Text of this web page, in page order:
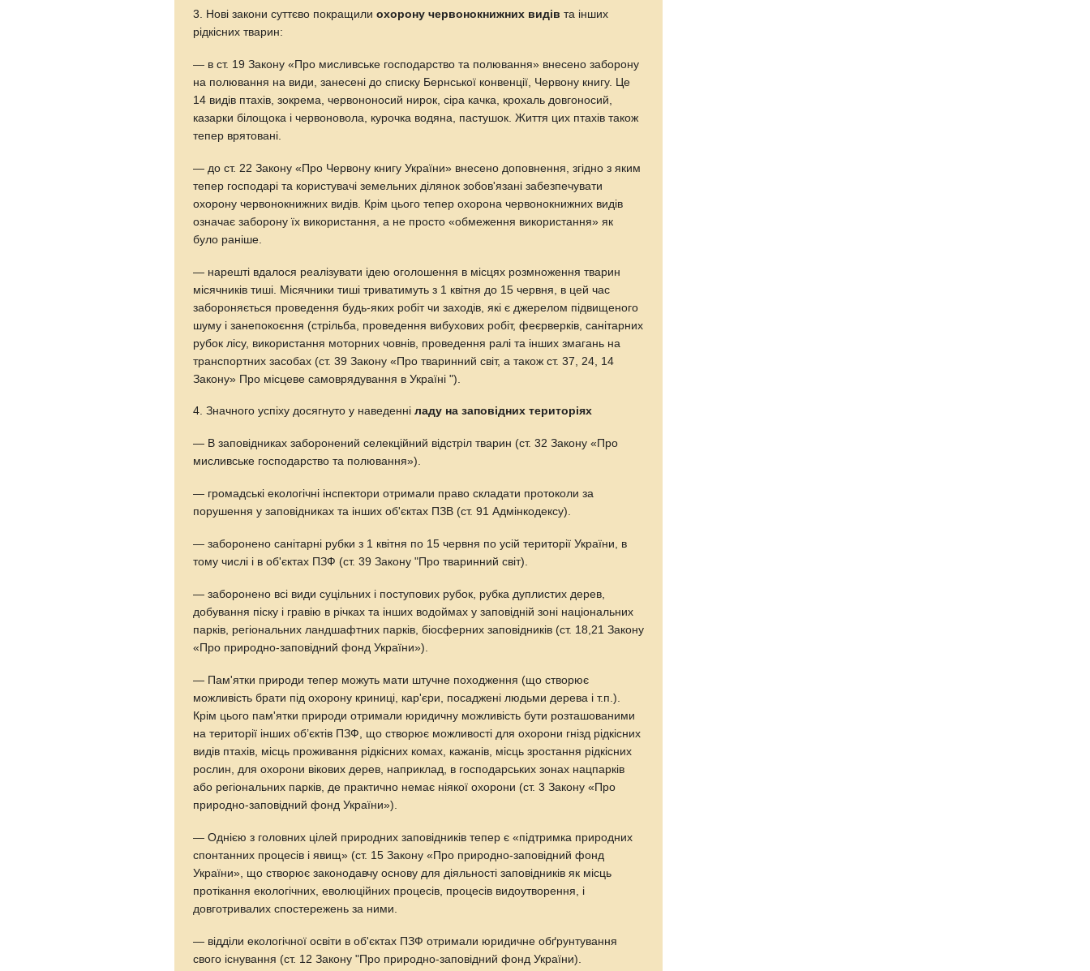
3. Нові закони суттєво покращилиохорону червонокнижних видів та інших
рідкісних тварин:
— в ст. 19 Закону «Про мисливське господарство та полювання» внесено заборону
на полювання на види, занесені до списку Бернської конвенції, Червону книгу. Це
14 видів птахів, зокрема, червононосий нирок, сіра качка, крохаль довгоносий,
казарки білощока і червоновола, курочка водяна, пастушок. Життя цих птахів також
тепер врятовані.
— до ст. 22 Закону «Про Червону книгу України» внесено доповнення, згідно з яким
тепер господарі та користувачі земельних ділянок зобов'язані забезпечувати
охорону червонокнижних видів. Крім цього тепер охорона червонокнижних видів
означає заборону їх використання, а не просто «обмеження використання» як
було раніше.
— нарешті вдалося реалізувати ідею оголошення в місцях розмноження тварин
місячників тиші. Місячники тиші триватимуть з 1 квітня до 15 червня, в цей час
забороняється проведення будь-яких робіт чи заходів, які є джерелом підвищеного
шуму і занепокоєння (стрільба, проведення вибухових робіт, феєрверків, санітарних
рубок лісу, використання моторних човнів, проведення ралі та інших змагань на
транспортних засобах (ст. 39 Закону «Про тваринний світ, а також ст. 37, 24, 14
Закону» Про місцеве самоврядування в Україні ").
4. Значного успіху досягнуто у наведенніладу на заповідних територіях
— В заповідниках заборонений селекційний відстріл тварин (ст. 32 Закону «Про
мисливське господарство та полювання»).
— громадські екологічні інспектори отримали право складати протоколи за
порушення у заповідниках та інших об'єктах ПЗВ (ст. 91 Адмінкодексу).
— заборонено санітарні рубки з 1 квітня по 15 червня по усій території України, в
тому числі і в об'єктах ПЗФ (ст. 39 Закону "Про тваринний світ).
— заборонено всі види суцільних і поступових рубок, рубка дуплистих дерев,
добування піску і гравію в річках та інших водоймах у заповідній зоні національних
парків, регіональних ландшафтних парків, біосферних заповідників (ст. 18,21 Закону
«Про природно-заповідний фонд України»).
— Пам'ятки природи тепер можуть мати штучне походження (що створює
можливість брати під охорону криниці, кар'єри, посаджені людьми дерева і т.п.).
Крім цього пам'ятки природи отримали юридичну можливість бути розташованими
на території інших об’єктів ПЗФ, що створює можливості для охорони гнізд рідкісних
видів птахів, місць проживання рідкісних комах, кажанів, місць зростання рідкісних
рослин, для охорони вікових дерев, наприклад, в господарських зонах нацпарків
або регіональних парків, де практично немає ніякої охорони (ст. 3 Закону «Про
природно-заповідний фонд України»).
— Однією з головних цілей природних заповідників тепер є «підтримка природних
спонтанних процесів і явищ» (ст. 15 Закону «Про природно-заповідний фонд
України», що створює законодавчу основу для діяльності заповідників як місць
протікання екологічних, еволюційних процесів, процесів видоутворення, і
довготривалих спостережень за ними.
— відділи екологічної освіти в об'єктах ПЗФ отримали юридичне обґрунтування
свого існування (ст. 12 Закону "Про природно-заповідний фонд України).